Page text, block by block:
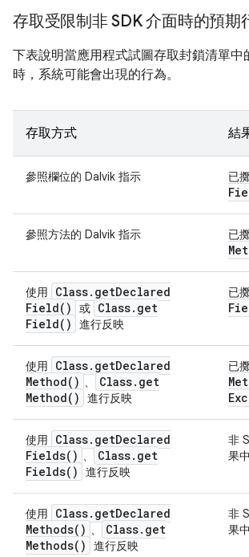
存取受限制非 SDK 介面時的預期
下表說明當應用程式試圖存取封鎖清單中
時，系統可能會出現的行為。
存取方式 結
參照欄位的 Dalvik 指示 已
參照方法的 Dalvik 指示 已
使用 Class. getDeclared
Field( ) 或 Class. get
Field( ) 進行反映
已
使用 Class. getDeclared
Method( ) 、 Class. get
Method( ) 進行反映
已
使用 Class. getDeclared
Fields( ) 、 Class. get
Fields( ) 進行反映
非
果中
使用 Class. getDeclared
Methods( ) 、 Class. get
Methods( ) 進行反映
非
果中